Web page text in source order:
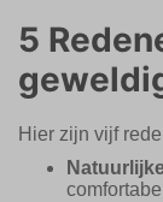
5
Hier zijn vijf